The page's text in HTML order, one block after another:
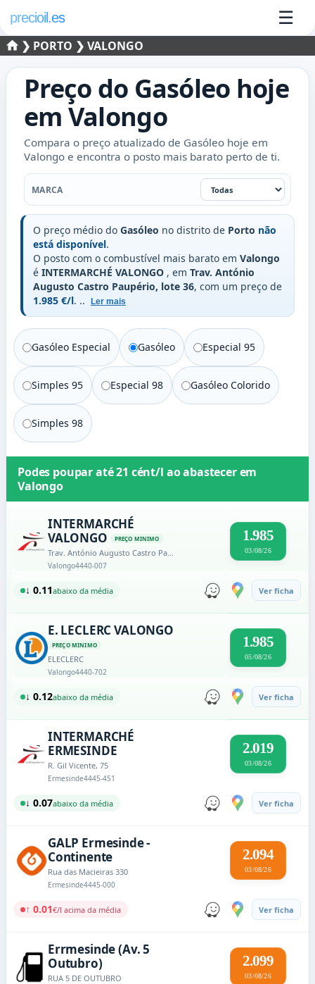
precioil.es ☰
❯ PORTO ❯ VALONGO
Preço do Gasóleo hoje
em Valongo
Compara o preço atualizado de Gasóleo hoje em
Valongo e encontra o posto mais barato perto de ti.
Marca
MARCA
O preço médio do Gasóleo no distrito de Porto não
está disponível.
O posto com o combustível mais barato em Valongo
é INTERMARCHÉ VALONGO , em Trav. António
Augusto Castro Paupério, lote 36, com um preço de
1.985 €/l. .. Ler mais
Gasóleo Especial Gasóleo Especial 95
Simples 95 Especial 98 Gasóleo Colorido
Simples 98
Podes poupar até21 cént/l ao abastecer em
Valongo
INTERMARCHÉ
VALONGO
PREÇO MINIMO
Trav. António Augusto Castro Paupério, lote 36
Valongo4440-007
1.985
03/08/26
↓ 0.11abaixo da média Ver ficha
E. LECLERC VALONGO
PREÇO MINIMO
ELECLERC
Valongo4440-702
1.985
05/08/26
↓ 0.12abaixo da média Ver ficha
INTERMARCHÉ
ERMESINDE
R. Gil Vicente, 75
Ermesinde4445-451
2.019
03/08/26
↓ 0.07abaixo da média Ver ficha
GALP Ermesinde -
Continente
Rua das Macieiras 330
Ermesinde4445-000
2.094
03/08/26
↑ 0.01€/l acima da média Ver ficha
Errmesinde (Av. 5
Outubro)
RUA 5 DE OUTUBRO
2.099
03/08/26